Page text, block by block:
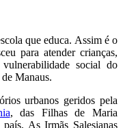
que educa. Assim é o
para atender crianças,
social do
Manaus.
urbanos geridos pela
, das Filhas de Maria
As Irmãs Salesianas